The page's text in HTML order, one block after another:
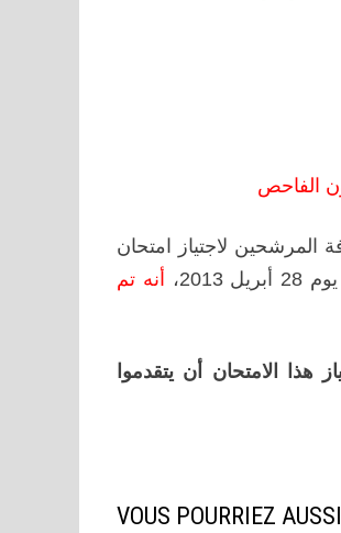
الفاحص
المرشحين لاجتياز امتحان
أنه تم
هذا الامتحان أن يتقدموا
VOUS POURRIEZ